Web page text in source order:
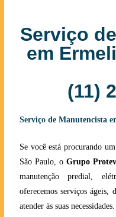
Serviço
em
(11)
Serviço de Manutencista
Se você está procurando
São Paulo, o Grupo
manutenção predial,
oferecemos serviços ágeis,
atender às suas necessidades.